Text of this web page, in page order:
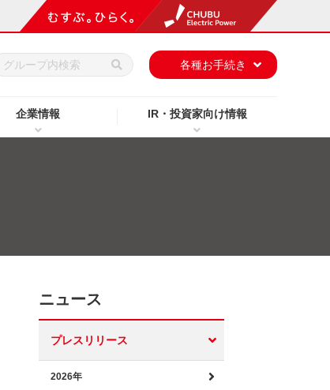
企業情報 IR・投資家向け情報
各種お手続き
ニュース
プレスリリース
2026年